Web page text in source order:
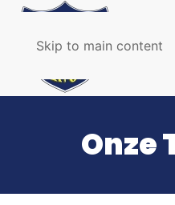
Skip to main content
Onze